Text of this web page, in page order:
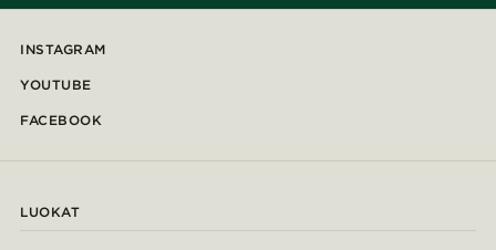
INSTAGRAM
YOUTUBE
FACEBOOK
LUOKAT